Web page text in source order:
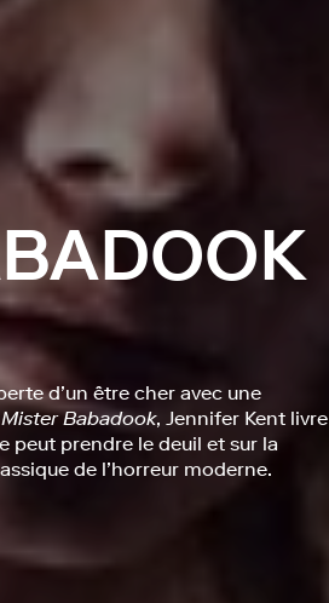
d’un être cher avec une
Mister Babadook, Jennifer Kent livre
peut prendre le deuil et sur la
de l’horreur moderne.